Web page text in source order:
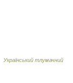
Український тлумачний